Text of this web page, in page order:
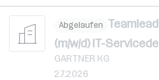
Abgelaufen
(m/w/d) IT-
GARTNER KG
2.7.2026